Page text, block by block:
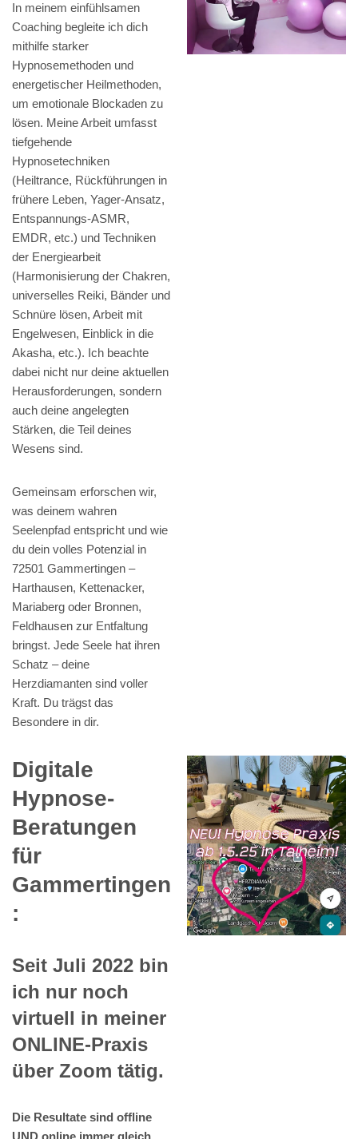
In meinem einfühlsamen
Coaching begleite ich dich
mithilfe starker
Hypnosemethoden und
energetischer Heilmethoden,
um emotionale Blockaden zu
lösen. Meine Arbeit umfasst
tiefgehende
Hypnosetechniken
(Heiltrance, Rückführungen in
frühere Leben, Yager-Ansatz,
Entspannungs-ASMR,
EMDR, etc.) und Techniken
der Energiearbeit
(Harmonisierung der Chakren,
universelles Reiki, Bänder und
Schnüre lösen, Arbeit mit
Engelwesen, Einblick in die
Akasha, etc.). Ich beachte
dabei nicht nur deine aktuellen
Herausforderungen, sondern
auch deine angelegten
Stärken, die Teil deines
Wesens sind.
Gemeinsam erforschen wir,
was deinem wahren
Seelenpfad entspricht und wie
du dein volles Potenzial in
72501 Gammertingen –
Harthausen, Kettenacker,
Mariaberg oder Bronnen,
Feldhausen zur Entfaltung
bringst. Jede Seele hat ihren
Schatz – deine
Herzdiamanten sind voller
Kraft. Du trägst das
Besondere in dir.
Digitale
Hypnose-
Beratungen
für
Gammertingen
:
Seit Juli 2022 bin
ich nur noch
virtuell in meiner
ONLINE-Praxis
über Zoom tätig.
Die Resultate sind offline